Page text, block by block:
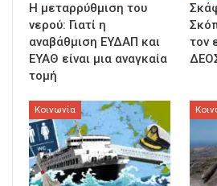
Η μεταρρύθμιση του
νερού: Γιατί η
αναβάθμιση ΕΥΔΑΠ και
ΕΥΑΘ είναι μια αναγκαία
τομή
τον
Κοινωνία